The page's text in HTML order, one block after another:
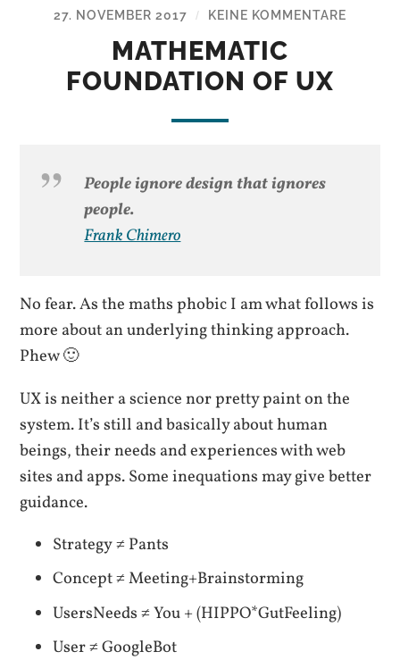
27. NOVEMBER 2017 / KEINE KOMMENTARE
MATHEMATIC
FOUNDATION OF UX
People ignore design that ignores
people.
Frank Chimero
No fear. As the maths phobic I am what follows is
more about an underlying thinking approach.
Phew 🙂
UX is neither a science nor pretty paint on the
system. It’s still and basically about human
beings, their needs and experiences with web
sites and apps. Some inequations may give better
guidance.
Strategy ≠ Pants
Concept ≠ Meeting+Brainstorming
UsersNeeds ≠ You + (HIPPO*GutFeeling)
User ≠ GoogleBot